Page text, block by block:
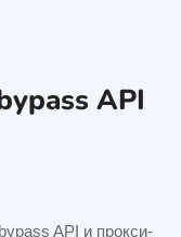
API
API и прокси-